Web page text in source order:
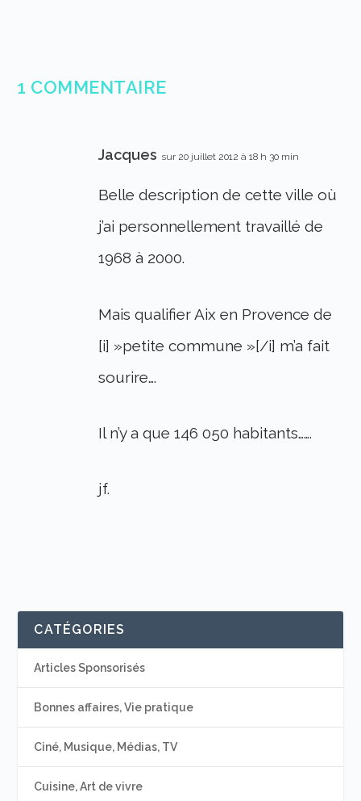
1 COMMENTAIRE
Jacques sur 20 juillet 2012 à 18 h 30 min
Belle description de cette ville où
j’ai personnellement travaillé de
1968 à 2000.
Mais qualifier Aix en Provence de
[i] »petite commune »[/i] m’a fait
sourire….
Il n’y a que 146 050 habitants…….
jf.
CATÉGORIES
Articles Sponsorisés
Bonnes affaires, Vie pratique
Ciné, Musique, Médias, TV
Cuisine, Art de vivre